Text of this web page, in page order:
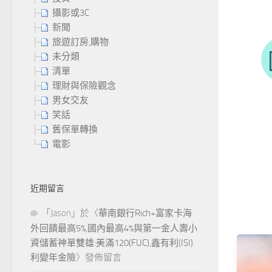
攝影或3C
新聞
旅遊訂房,購物
未分類
清單
理財與保險觀念
男女交友
笑話
舊保單轉換
電影
近期留言
「 Jason 」於〈華南銀行Rich+富家卡海
外回饋最高5%,國內最高4%與第一金人壽小
資儲蓄神單雙雄:美滿120(FUC),鑫有利(ISI)
利變年金險〉發佈留言